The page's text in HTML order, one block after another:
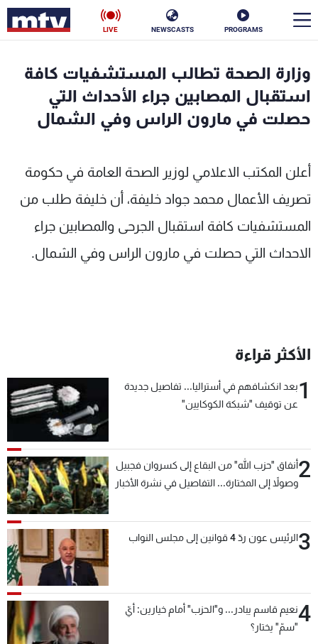
PROGRAMS
NEWSCASTS
LIVE
وزارة الصحة تطالب المستشفيات كافة
استقبال المصابين جراء الأحداث التي
حصلت في مارون الراس وفي الشمال
أعلن المكتب الاعلامي لوزير الصحة العامة في حكومة
تصريف الأعمال محمد جواد خليفة، أن خليفة طلب من
المستشفيات كافة استقبال الجرحى والمصابين جراء
الاحداث التي حصلت في مارون الراس وفي الشمال.
الأكثر قراءة
1بعد انكشافهم في أستراليا... تفاصيل جديدة
عن توقيف "شبكة الكوكايين"
2أنفاق "حزب الله" من البقاع إلى كسروان فجبيل
وصولاً إلى المختارة... التفاصيل في نشرة الأخبار
3الرئيس عون ردّ 4 قوانين إلى مجلس النواب
4نعيم قاسم يبادر... و"الحزب" أمام خيارين: أيّ
"سمّ" يختار؟
الأخبار
ناس
إقتصاد
منوعات رياضة
كأس العالم
الترددات
عن MTV
سياسة الخصوصية